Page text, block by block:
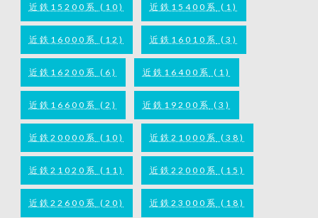
近鉄15200系 (10) 近鉄15400系 (1)
近鉄16000系 (12) 近鉄16010系 (3)
近鉄16200系 (6) 近鉄16400系 (1)
近鉄16600系 (2) 近鉄19200系 (3)
近鉄20000系 (10) 近鉄21000系 (38)
近鉄21020系 (11) 近鉄22000系 (15)
近鉄22600系 (20) 近鉄23000系 (18)